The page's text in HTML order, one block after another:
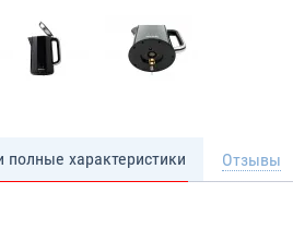
полные характеристики Отзывы